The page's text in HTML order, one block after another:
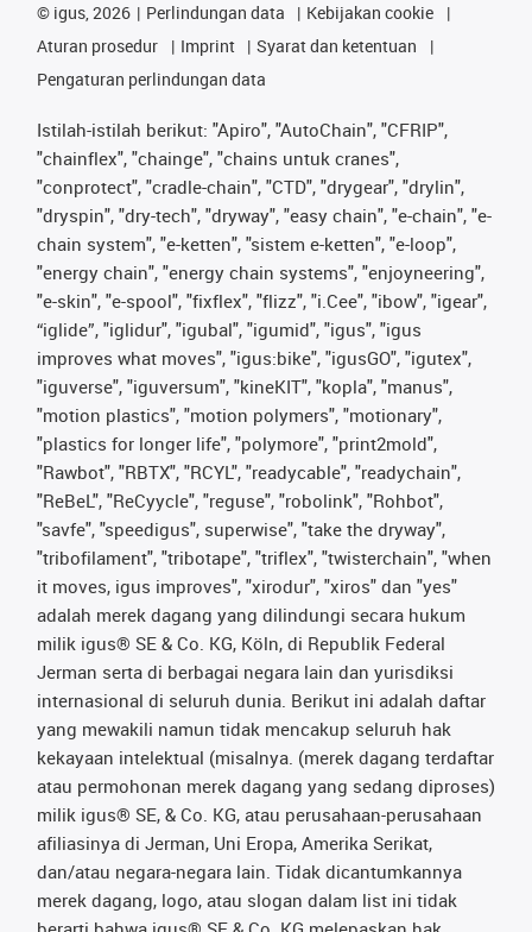
© igus, 2026 Perlindungan data
Kebijakan cookie
Aturan prosedur
Imprint
Syarat dan ketentuan
Pengaturan perlindungan data
Istilah-istilah berikut: "Apiro", "AutoChain", "CFRIP",
"chainflex", "chainge", "chains untuk cranes",
"conprotect", "cradle-chain", "CTD", "drygear", "drylin",
"dryspin", "dry-tech", "dryway", "easy chain", "e-chain", "e-
chain system", "e-ketten", "sistem e-ketten", "e-loop",
"energy chain", "energy chain systems", "enjoyneering",
"e-skin", "e-spool", "fixflex", "flizz", "i.Cee", "ibow", "igear",
“iglide”, "iglidur", "igubal", "igumid", "igus", "igus
improves what moves", "igus:bike", "igusGO", "igutex",
"iguverse", "iguversum", "kineKIT", "kopla", "manus",
"motion plastics", "motion polymers", "motionary",
"plastics for longer life", "polymore", "print2mold",
"Rawbot", "RBTX", "RCYL", "readycable", "readychain",
"ReBeL", "ReCyycle", "reguse", "robolink", "Rohbot",
"savfe", "speedigus", superwise", "take the dryway",
"tribofilament", "tribotape", "triflex", "twisterchain", "when
it moves, igus improves", "xirodur", "xiros" dan "yes"
adalah merek dagang yang dilindungi secara hukum
milik igus® SE & Co. KG, Köln, di Republik Federal
Jerman serta di berbagai negara lain dan yurisdiksi
internasional di seluruh dunia. Berikut ini adalah daftar
yang mewakili namun tidak mencakup seluruh hak
kekayaan intelektual (misalnya. (merek dagang terdaftar
atau permohonan merek dagang yang sedang diproses)
milik igus® SE, & Co. KG, atau perusahaan-perusahaan
afiliasinya di Jerman, Uni Eropa, Amerika Serikat,
dan/atau negara-negara lain. Tidak dicantumkannya
merek dagang, logo, atau slogan dalam list ini tidak